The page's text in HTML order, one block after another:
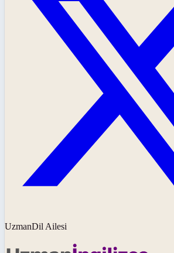
UzmanDil Ailesi